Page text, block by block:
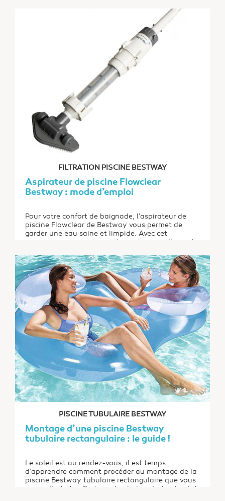
l’exemple de sa technologie Tri-Tech. Cette
marque chinoise est la principale concurrente...
FILTRATION PISCINE BESTWAY
Aspirateur de piscine Flowclear
Bestway : mode d’emploi
Pour votre confort de baignade, l’aspirateur de
piscine Flowclear de Bestway vous permet de
garder une eau saine et limpide. Avec cet
accessoire, vous pouvez intervenir manuellement
votre bassin. Ainsi, pour que votre piscine vous
apporte du bien-être, pensez à investir dans...
PISCINE TUBULAIRE BESTWAY
Montage d’une piscine Bestway
tubulaire rectangulaire : le guide !
Le soleil est au rendez-vous, il est temps
d’apprendre comment procéder au montage de la
piscine Bestway tubulaire rectangulaire que vous
venez d’acheter. Ce type de piscine s’est vulgarisé